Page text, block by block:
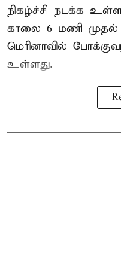
நிகழ்ச்சி நடக்க
காலை 6 மணி முதல்
மெரினாவில்
உள்ளது.